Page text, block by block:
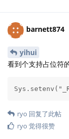
barnett874
yihui
看到个支持占位符
ryo 回复了此帖
ryo 觉得很赞